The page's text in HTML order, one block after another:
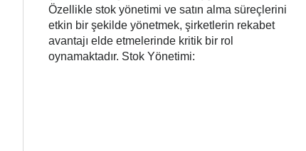
Özellikle stok yönetimi ve satın alma süreçlerini
etkin bir şekilde yönetmek, şirketlerin rekabet
avantajı elde etmelerinde kritik bir rol
oynamaktadır. Stok Yönetimi: